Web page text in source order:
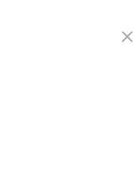
close